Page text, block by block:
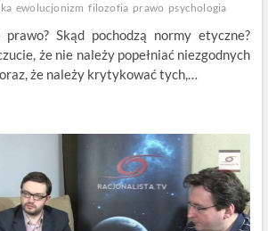
ewolucjonizm filozofia prawo psychologia
Skąd pochodzą normy etyczne?
że nie należy popełniać niezgodnych
że należy krytykować tych,…